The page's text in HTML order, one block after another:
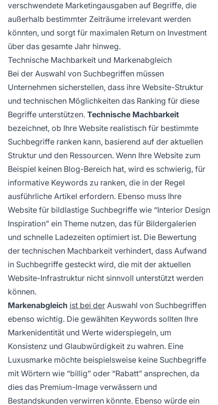
verschwendete Marketingausgaben auf Begriffe, die
außerhalb bestimmter Zeiträume irrelevant werden
könnten, und sorgt für maximalen Return on Investment
über das gesamte Jahr hinweg.
Technische Machbarkeit und Markenabgleich
Bei der Auswahl von Suchbegriffen müssen
Unternehmen sicherstellen, dass ihre Website-Struktur
und technischen Möglichkeiten das Ranking für diese
Begriffe unterstützen. Technische Machbarkeit
bezeichnet, ob Ihre Website realistisch für bestimmte
Suchbegriffe ranken kann, basierend auf der aktuellen
Struktur und den Ressourcen. Wenn Ihre Website zum
Beispiel keinen Blog-Bereich hat, wird es schwierig, für
informative Keywords zu ranken, die in der Regel
ausführliche Artikel erfordern. Ebenso muss Ihre
Website für bildlastige Suchbegriffe wie “Interior Design
Inspiration” ein Theme nutzen, das für Bildergalerien
und schnelle Ladezeiten optimiert ist. Die Bewertung
der technischen Machbarkeit verhindert, dass Aufwand
in Suchbegriffe gesteckt wird, die mit der aktuellen
Website-Infrastruktur nicht sinnvoll unterstützt werden
können.
Markenabgleich ist bei der Auswahl von Suchbegriffen
ebenso wichtig. Die gewählten Keywords sollten Ihre
Markenidentität und Werte widerspiegeln, um
Konsistenz und Glaubwürdigkeit zu wahren. Eine
Luxusmarke möchte beispielsweise keine Suchbegriffe
mit Wörtern wie “billig” oder “Rabatt” ansprechen, da
dies das Premium-Image verwässern und
Bestandskunden verwirren könnte. Ebenso würde ein